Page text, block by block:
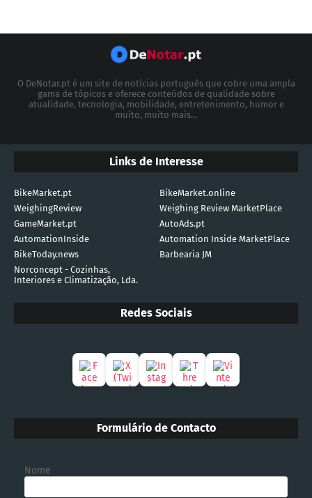
O DeNotar.pt é um site de notícias português que cobre uma ampla
gama de tópicos e oferece conteúdos de qualidade sobre
atualidade, tecnologia, mobilidade, entretenimento, humor e
muito, muito mais...
Links de Interesse
BikeMarket.pt
BikeMarket.online
WeighingReview
Weighing Review MarketPlace
GameMarket.pt
AutoAds.pt
AutomationInside
Automation Inside MarketPlace
BikeToday.news
Barbearia JM
Norconcept - Cozinhas,
Interiores e Climatização, Lda.
Redes Sociais
Formulário de Contacto
Nome